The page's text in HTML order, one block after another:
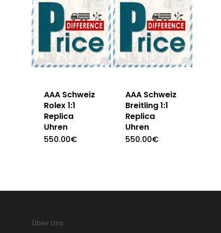
AAA Schweiz
Rolex 1:1
Replica
Uhren
550.00€
AAA Schweiz
Breitling 1:1
Replica
Uhren
550.00€
Über Uns